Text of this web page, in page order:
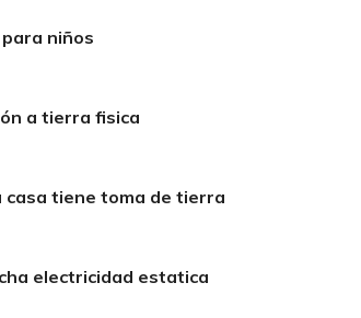
niños
a tierra fisica
casa tiene toma de tierra
electricidad estatica